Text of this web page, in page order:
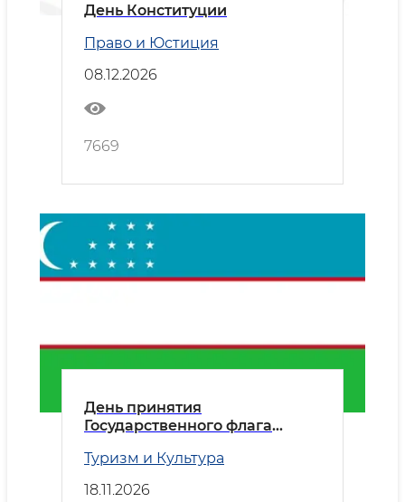
День Конституции
Право и Юстиция
08.12.2026
7669
День принятия
Государственного флага
Туризм и Культура
18.11.2026